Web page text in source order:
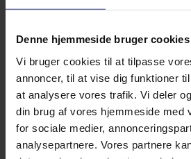
Denne hjemmeside bruger cookies
Vi bruger cookies til at tilpasse
annoncer, til at vise dig funktioner
at analysere vores trafik. Vi deler
din brug af vores hjemmeside med
for sociale medier,
analysepartnere. Vores partnere
kommer til kendskab for
Service & Co. ApS deler kun din
oplysninger, såfremt Service &
virksomhed til et andet firma.
Personoplysninger opbevares på
af vore forretningspartneres sikre
afgivne personoplysninger